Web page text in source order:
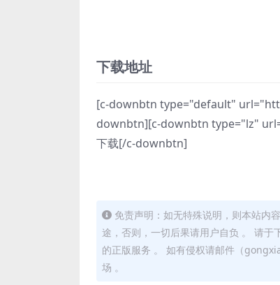
下载地址
[c-downbtn type="default"
downbtn][c-downbtn type="lz"
下载[/c-downbtn]
免责声明：如无特殊说明，则本站内
途，否则，一切后果请用户自负 。 请
的正版服务 。 如有侵权请邮件（
场 。